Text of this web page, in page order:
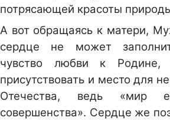
потрясающей красоты
А вот обращаясь к матери,
сердце не может
чувство любви к
присутствовать и место для
Отечества, ведь «мир
совершенства». Сердце же